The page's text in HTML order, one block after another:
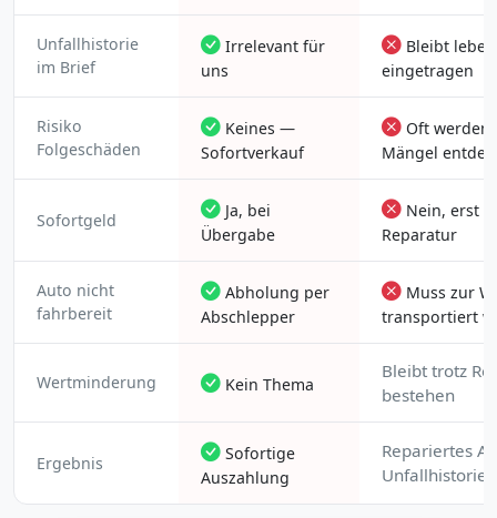
Unfallhistorie
im Brief
Irrelevant für
uns
Bleibt
eingetragen
Risiko
Folgeschäden
Keines —
Sofortverkauf
Oft werden
Mängel
Sofortgeld
Ja, bei
Übergabe
Nein, erst
Reparatur
Auto nicht
fahrbereit
Abholung per
Abschlepper
Muss zur
transportiert
Wertminderung Kein Thema
Bleibt trotz
bestehen
Ergebnis
Sofortige
Auszahlung
Repariertes
Unfallhistorie